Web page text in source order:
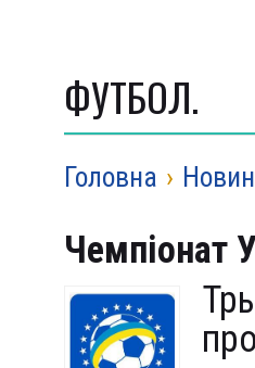
ФУТБОЛ.
Головна ›
Чемпіонат